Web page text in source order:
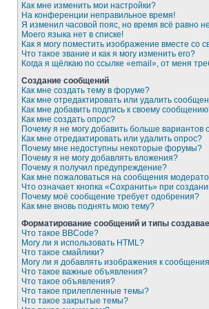
Как мне изменить мои настройки?
На конференции неправильное время!
Я изменил часовой пояс, но время всё равно
Моего языка нет в списке!
Как я могу поместить изображение вместе со
Что такое звание и как я могу изменить его?
Когда я щёлкаю по ссылке «email», от меня
Создание сообщений
Как мне создать тему в форуме?
Как мне отредактировать или удалить
Как мне добавить подпись к своему
Как мне создать опрос?
Почему я не могу добавить больше вариантов
Как мне отредактировать или удалить опрос?
Почему мне недоступны некоторые форумы?
Почему я не могу добавлять вложения?
Почему я получил предупреждение?
Как мне пожаловаться на сообщения
Что означает кнопка «Сохранить» при
Почему моё сообщение требует одобрения?
Как мне вновь поднять мою тему?
Форматирование сообщений и типы
Что такое BBCode?
Могу ли я использовать HTML?
Что такое смайлики?
Могу ли я добавлять изображения к
Что такое важные объявления?
Что такое объявления?
Что такое прилепленные темы?
Что такое закрытые темы?